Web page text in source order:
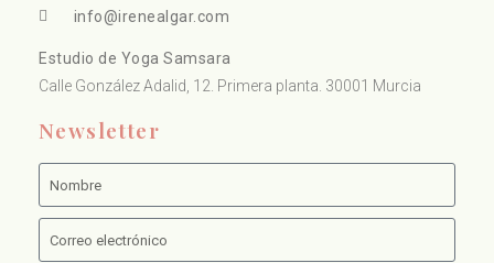
info@irenealgar.com
Estudio de Yoga Samsara
Calle González Adalid, 12. Primera planta. 30001 Murcia
Newsletter